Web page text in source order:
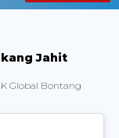
Jahit
Global Bontang